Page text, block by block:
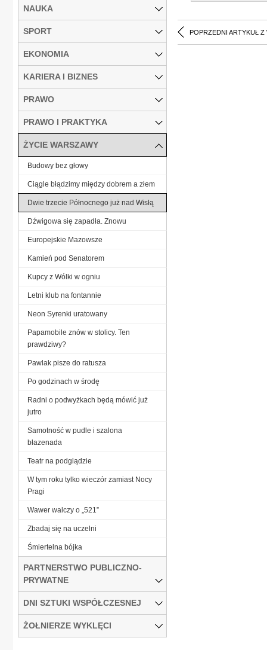
POPRZEDNI ARTYKUŁ Z
NAUKA
SPORT
EKONOMIA
KARIERA I BIZNES
PRAWO
PRAWO I PRAKTYKA
ŻYCIE WARSZAWY
Budowy bez głowy
Ciągle błądzimy między dobrem a złem
Dwie trzecie Północnego już nad Wisłą
Dźwigowa się zapadła. Znowu
Europejskie Mazowsze
Kamień pod Senatorem
Kupcy z Wólki w ogniu
Letni klub na fontannie
Neon Syrenki uratowany
Papamobile znów w stolicy. Ten
prawdziwy?
Pawlak pisze do ratusza
Po godzinach w środę
Radni o podwyżkach będą mówić już
jutro
Samotność w pudle i szalona
błazenada
Teatr na podglądzie
W tym roku tylko wieczór zamiast Nocy
Pragi
Wawer walczy o „521”
Zbadaj się na uczelni
Śmiertelna bójka
PARTNERSTWO PUBLICZNO-
PRYWATNE
DNI SZTUKI WSPÓŁCZESNEJ
ŻOŁNIERZE WYKLĘCI